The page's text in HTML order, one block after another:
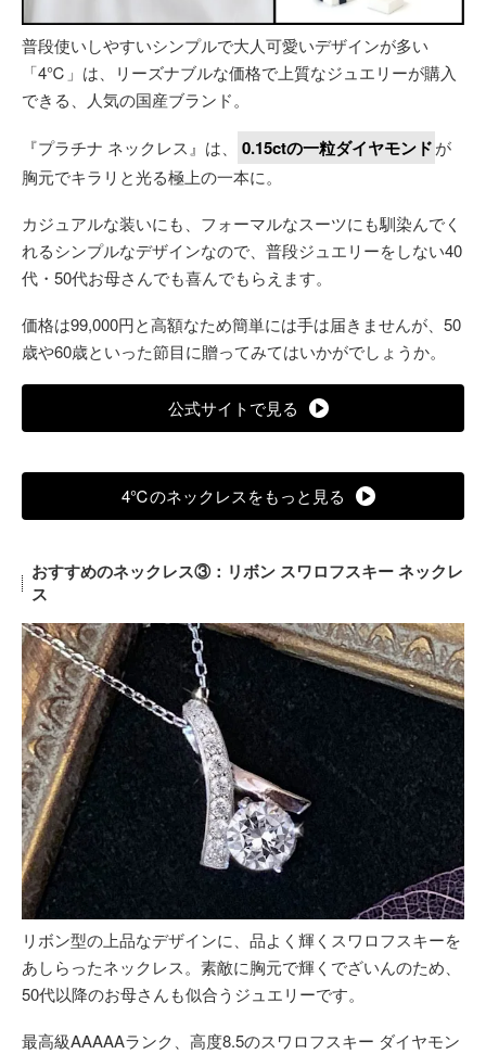
普段使いしやすいシンプルで大人可愛いデザインが多い
「4℃」は、リーズナブルな価格で上質なジュエリーが購入
できる、人気の国産ブランド。
『プラチナ ネックレス』は、 0.15ctの一粒ダイヤモンドが
胸元でキラリと光る極上の一本に。
カジュアルな装いにも、フォーマルなスーツにも馴染んでく
れるシンプルなデザインなので、普段ジュエリーをしない40
代・50代お母さんでも喜んでもらえます。
価格は99,000円と高額なため簡単には手は届きませんが、50
歳や60歳といった節目に贈ってみてはいかがでしょうか。
公式サイトで見る
4℃のネックレスをもっと見る
おすすめのネックレス③：リボン スワロフスキー ネックレ
ス
リボン型の上品なデザインに、品よく輝くスワロフスキーを
あしらったネックレス。素敵に胸元で輝くでざいんのため、
50代以降のお母さんも似合うジュエリーです。
最高級AAAAAランク、高度8.5のスワロフスキー ダイヤモン